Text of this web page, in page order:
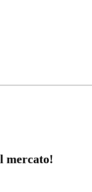
mercato!